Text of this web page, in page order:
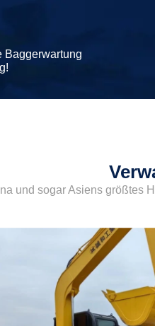
Baggerwartung
und sogar Asiens größtes